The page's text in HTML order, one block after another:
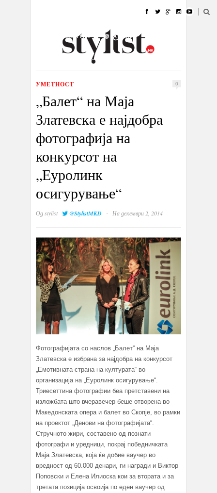
УБАВИНА
КУЛТУРА @РАБОТА
ИЗЛОГ
УМЕТНОСТ 0
„Балет“ на Маја
Златевска е најдобра
фотографија на
конкурсот на
„Еуролинк
осигурување“
Одstylist @StylistMKD · На декември 2, 2014
Фотографијата со наслов „Балет“ на Маја
Златевска е избрана за најдобра на конкурсот
„Емотивната страна на културата“ во
организација на „Еуролинк осигурување“.
Триесеттина фотографии беа претставени на
изложбата што вчеравечер беше отворена во
Македонската опера и балет во Скопје, во рамки
на проектот „Денови на фотографијата“.
Стручното жири, составено од познати
фотографи и уредници, покрај победничката
Маја Златевска, која ќе добие ваучер во
вредност од 60.000 денари, ги награди и Виктор
Поповски и Елена Илиоска кои за втората и за
третата позиција освоија по еден ваучер од